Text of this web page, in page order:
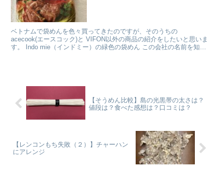
ベトナムで袋めんを色々買ってきたのですが、そのうちの
acecook(エースコック)と VIFON以外の商品の紹介をしたいと思いま
す。 Indo mie（インドミー）の緑色の袋めん この会社の名前を知ら
【そうめん比較】島の光黒帯の太さは？
値段は？食べた感想は？口コミは？
【レンコンもち失敗（２）】チャーハン
にアレンジ